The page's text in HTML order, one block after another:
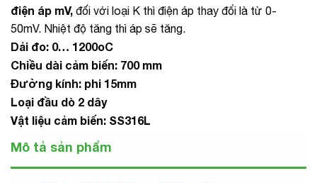
điện áp mV, đối với loại K thì điện áp thay đổi là từ 0-
50mV. Nhiệt độ tăng thì áp sẽ tăng.
Dải đo: 0… 1200oC
Chiều dài cảm biến: 700 mm
Đường kính: phi 15mm
Loại đầu dò 2 dây
Vật liệu cảm biến: SS316L
Mô tả sản phẩm